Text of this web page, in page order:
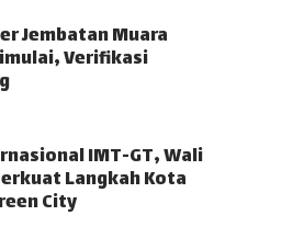
Jembatan Muara
Verifikasi
IMT-GT, Wali
Langkah Kota
City